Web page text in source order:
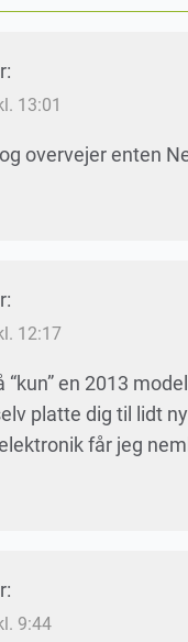
13:01
overvejer enten
12:17
en 2013
platte dig til lidt
får jeg
9:44